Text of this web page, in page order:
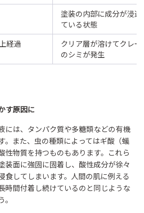
塗装の内部に成分が浸透
ている状態
経過
クリア層が溶けてクレー
のシミが発生
す原因に
には、タンパク質や多糖類などの有機
。また、虫の種類によってはギ酸（蟻
性物質を持つものもあります。これら
装面に強固に固着し、酸性成分が徐々
食してしまいます。人間の肌に例える
時間付着し続けているのと同じような